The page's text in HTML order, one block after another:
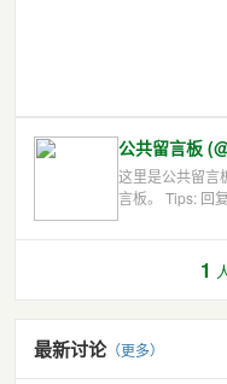
公共留言板
这里是公共留言
言板。 Tips: 回
1
最新讨论（更多）